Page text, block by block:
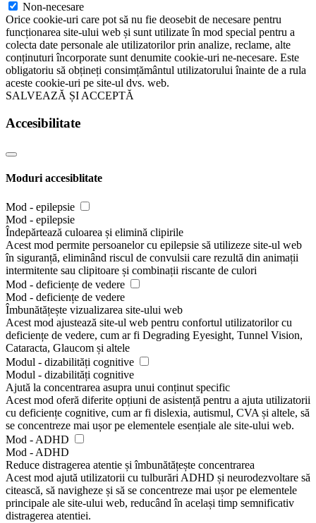
Non-necesare
Orice cookie-uri care pot să nu fie deosebit de necesare pentru
funcționarea site-ului web și sunt utilizate în mod special pentru a
colecta date personale ale utilizatorilor prin analize, reclame, alte
conținuturi încorporate sunt denumite cookie-uri ne-necesare. Este
obligatoriu să obțineți consimțământul utilizatorului înainte de a rula
aceste cookie-uri pe site-ul dvs. web.
SALVEAZĂ ȘI ACCEPTĂ
Accesibilitate
Moduri accesiblitate
Mod - epilepsie
Mod - epilepsie
Îndepărtează culoarea și elimină clipirile
Acest mod permite persoanelor cu epilepsie să utilizeze site-ul web
în siguranță, eliminând riscul de convulsii care rezultă din animații
intermitente sau clipitoare și combinații riscante de culori
Mod - deficiențe de vedere
Mod - deficiențe de vedere
Îmbunătățește vizualizarea site-ului web
Acest mod ajustează site-ul web pentru confortul utilizatorilor cu
deficiențe de vedere, cum ar fi Degrading Eyesight, Tunnel Vision,
Cataracta, Glaucom și altele
Modul - dizabilități cognitive
Modul - dizabilități cognitive
Ajută la concentrarea asupra unui conținut specific
Acest mod oferă diferite opțiuni de asistență pentru a ajuta utilizatorii
cu deficiențe cognitive, cum ar fi dislexia, autismul, CVA și altele, să
se concentreze mai ușor pe elementele esențiale ale site-ului web.
Mod - ADHD
Mod - ADHD
Reduce distragerea atentie și îmbunătățește concentrarea
Acest mod ajută utilizatorii cu tulburări ADHD și neurodezvoltare să
citească, să navigheze și să se concentreze mai ușor pe elementele
principale ale site-ului web, reducând în același timp semnificativ
distragerea atentiei.